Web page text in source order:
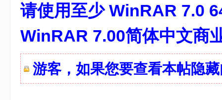
请使用至少 WinRAR 7.0
WinRAR 7.00简体中文商
游客，如果您要查看本帖隐